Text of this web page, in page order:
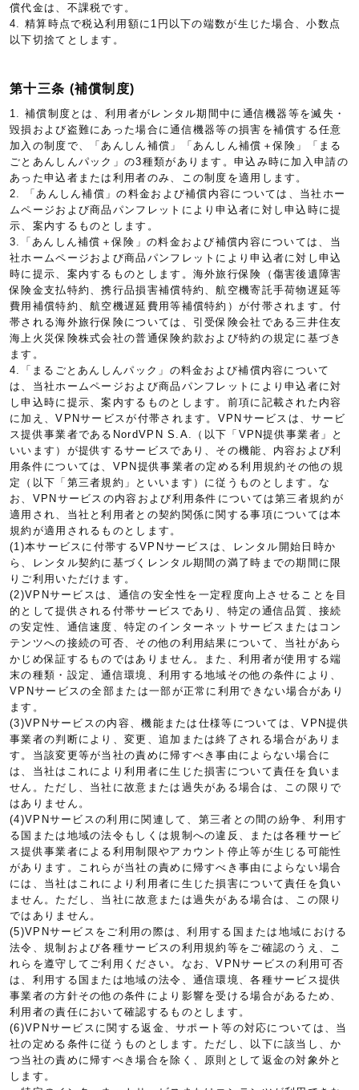
償代金は、不課税です。
4. 精算時点で税込利用額に1円以下の端数が生じた場合、小数点
以下切捨てとします。
第十三条 (補償制度)
1. 補償制度とは、利用者がレンタル期間中に通信機器等を滅失・
毀損および盗難にあった場合に通信機器等の損害を補償する任意
加入の制度で、「あんしん補償」「あんしん補償＋保険」「まる
ごとあんしんパック」の3種類があります。申込み時に加入申請の
あった申込者または利用者のみ、この制度を適用します。
2. 「あんしん補償」の料金および補償内容については、当社ホー
ムページおよび商品パンフレットにより申込者に対し申込時に提
示、案内するものとします。
3.「あんしん補償＋保険」の料金および補償内容については、当
社ホームページおよび商品パンフレットにより申込者に対し申込
時に提示、案内するものとします。海外旅行保険（傷害後遺障害
保険金支払特約、携行品損害補償特約、航空機寄託手荷物遅延等
費用補償特約、航空機遅延費用等補償特約）が付帯されます。付
帯される海外旅行保険については、引受保険会社である三井住友
海上火災保険株式会社の普通保険約款および特約の規定に基づき
ます。
4.「まるごとあんしんパック」の料金および補償内容について
は、当社ホームページおよび商品パンフレットにより申込者に対
し申込時に提示、案内するものとします。前項に記載された内容
に加え、VPNサービスが付帯されます。VPNサービスは、サービ
ス提供事業者であるNordVPN S.A.（以下「VPN提供事業者」と
いいます）が提供するサービスであり、その機能、内容および利
用条件については、VPN提供事業者の定める利用規約その他の規
定（以下「第三者規約」といいます）に従うものとします。な
お、VPNサービスの内容および利用条件については第三者規約が
適用され、当社と利用者との契約関係に関する事項については本
規約が適用されるものとします。
(1)本サービスに付帯するVPNサービスは、レンタル開始日時か
ら、レンタル契約に基づくレンタル期間の満了時までの期間に限
りご利用いただけます。
(2)VPNサービスは、通信の安全性を一定程度向上させることを目
的として提供される付帯サービスであり、特定の通信品質、接続
の安定性、通信速度、特定のインターネットサービスまたはコン
テンツへの接続の可否、その他の利用結果について、当社があら
かじめ保証するものではありません。また、利用者が使用する端
末の種類・設定、通信環境、利用する地域その他の条件により、
VPNサービスの全部または一部が正常に利用できない場合があり
ます。
(3)VPNサービスの内容、機能または仕様等については、VPN提供
事業者の判断により、変更、追加または終了される場合がありま
す。当該変更等が当社の責めに帰すべき事由によらない場合に
は、当社はこれにより利用者に生じた損害について責任を負いま
せん。ただし、当社に故意または過失がある場合は、この限りで
はありません。
(4)VPNサービスの利用に関連して、第三者との間の紛争、利用す
る国または地域の法令もしくは規制への違反、または各種サービ
ス提供事業者による利用制限やアカウント停止等が生じる可能性
があります。これらが当社の責めに帰すべき事由によらない場合
には、当社はこれにより利用者に生じた損害について責任を負い
ません。ただし、当社に故意または過失がある場合は、この限り
ではありません。
(5)VPNサービスをご利用の際は、利用する国または地域における
法令、規制および各種サービスの利用規約等をご確認のうえ、こ
れらを遵守してご利用ください。なお、VPNサービスの利用可否
は、利用する国または地域の法令、通信環境、各種サービス提供
事業者の方針その他の条件により影響を受ける場合があるため、
利用者の責任において確認するものとします。
(6)VPNサービスに関する返金、サポート等の対応については、当
社の定める条件に従うものとします。ただし、以下に該当し、か
つ当社の責めに帰すべき場合を除く、原則として返金の対象外と
します。